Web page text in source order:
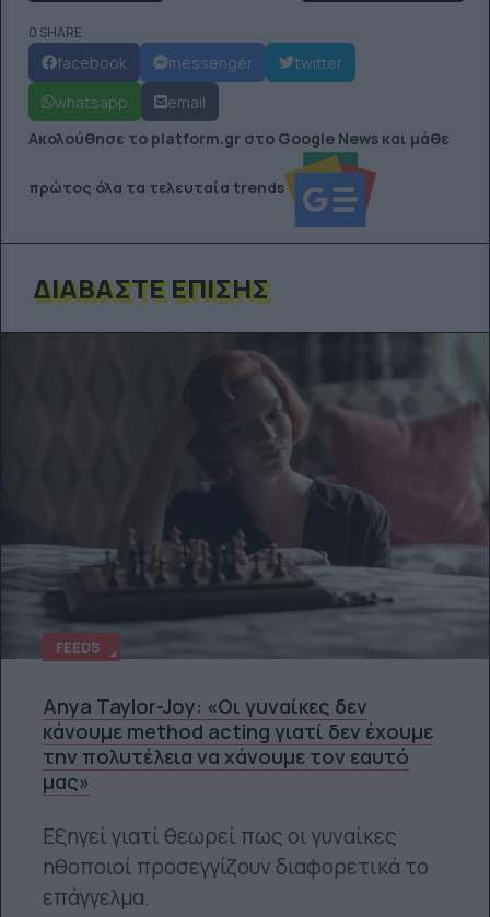
0 SHARE
facebook messenger
twitter
whatsapp
email
Ακολούθησε το platform.gr στο Google News και μάθε
πρώτος όλα τα τελευταία trends
ΔΙΑΒΆΣΤΕ ΕΠΊΣΗΣ
FEEDS
Anya Taylor-Joy: «Οι γυναίκες δεν
κάνουμε method acting γιατί δεν έχουμε
την πολυτέλεια να χάνουμε τον εαυτό
μας»
Εξηγεί γιατί θεωρεί πως οι γυναίκες
ηθοποιοί προσεγγίζουν διαφορετικά το
επάγγελμα.